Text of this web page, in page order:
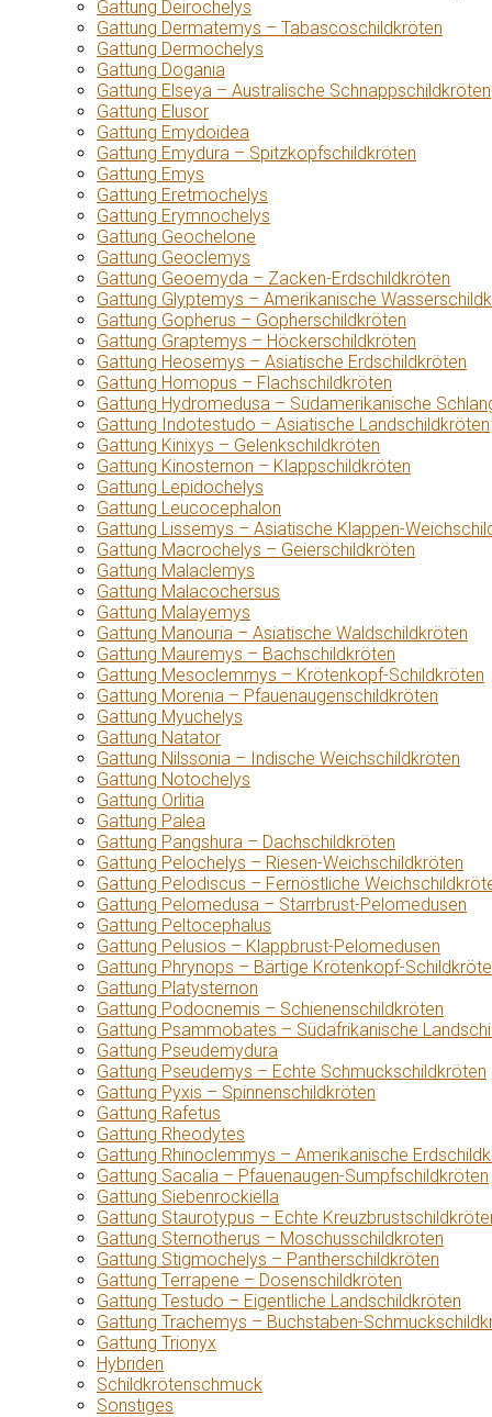
Gattung Deirochelys
Gattung Dermatemys – Tabascoschildkröten
Gattung Dermochelys
Gattung Dogania
Gattung Elseya – Australische Schnappschildkröten
Gattung Elusor
Gattung Emydoidea
Gattung Emydura – Spitzkopfschildkröten
Gattung Emys
Gattung Eretmochelys
Gattung Erymnochelys
Gattung Geochelone
Gattung Geoclemys
Gattung Geoemyda – Zacken-Erdschildkröten
Gattung Glyptemys – Amerikanische
Gattung Gopherus – Gopherschildkröten
Gattung Graptemys – Höckerschildkröten
Gattung Heosemys – Asiatische Erdschildkröten
Gattung Homopus – Flachschildkröten
Gattung Hydromedusa – Südamerikanische
Gattung Indotestudo – Asiatische Landschildkröten
Gattung Kinixys – Gelenkschildkröten
Gattung Kinosternon – Klappschildkröten
Gattung Lepidochelys
Gattung Leucocephalon
Gattung Lissemys – Asiatische Klappen-
Gattung Macrochelys – Geierschildkröten
Gattung Malaclemys
Gattung Malacochersus
Gattung Malayemys
Gattung Manouria – Asiatische Waldschildkröten
Gattung Mauremys – Bachschildkröten
Gattung Mesoclemmys – Krötenkopf-Schildkröten
Gattung Morenia – Pfauenaugenschildkröten
Gattung Myuchelys
Gattung Natator
Gattung Nilssonia – Indische Weichschildkröten
Gattung Notochelys
Gattung Orlitia
Gattung Palea
Gattung Pangshura – Dachschildkröten
Gattung Pelochelys – Riesen-Weichschildkröten
Gattung Pelodiscus – Fernöstliche
Gattung Pelomedusa – Starrbrust-Pelomedusen
Gattung Peltocephalus
Gattung Pelusios – Klappbrust-Pelomedusen
Gattung Phrynops – Bärtige Krötenkopf-
Gattung Platysternon
Gattung Podocnemis – Schienenschildkröten
Gattung Psammobates – Südafrikanische
Gattung Pseudemydura
Gattung Pseudemys – Echte Schmuckschildkröten
Gattung Pyxis – Spinnenschildkröten
Gattung Rafetus
Gattung Rheodytes
Gattung Rhinoclemmys – Amerikanische
Gattung Sacalia – Pfauenaugen-Sumpfschildkröten
Gattung Siebenrockiella
Gattung Staurotypus – Echte
Gattung Sternotherus – Moschusschildkröten
Gattung Stigmochelys – Pantherschildkröten
Gattung Terrapene – Dosenschildkröten
Gattung Testudo – Eigentliche Landschildkröten
Gattung Trachemys – Buchstaben-
Gattung Trionyx
Hybriden
Schildkrötenschmuck
Sonstiges